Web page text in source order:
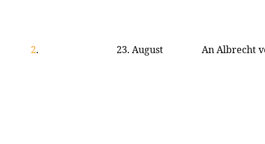
2. 23. August An Albrecht